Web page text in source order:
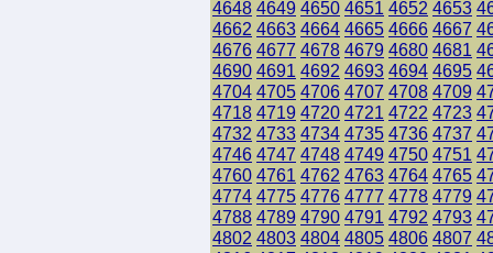
4648 4649 4650 4651 4652 4653
4662 4663 4664 4665 4666 4667
4676 4677 4678 4679 4680 4681
4690 4691 4692 4693 4694 4695
4704 4705 4706 4707 4708 4709
4718 4719 4720 4721 4722 4723
4732 4733 4734 4735 4736 4737
4746 4747 4748 4749 4750 4751
4760 4761 4762 4763 4764 4765
4774 4775 4776 4777 4778 4779
4788 4789 4790 4791 4792 4793
4802 4803 4804 4805 4806 4807